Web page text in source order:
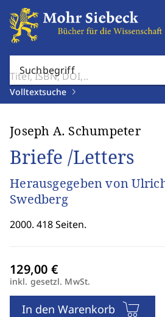
Suchbegriff
Volltextsuche
Joseph A. Schumpeter
Briefe /Letters
Herausgegeben von
Swedberg
2000. 418 Seiten.
inkl. gesetzl. MwSt.
In den Warenkorb